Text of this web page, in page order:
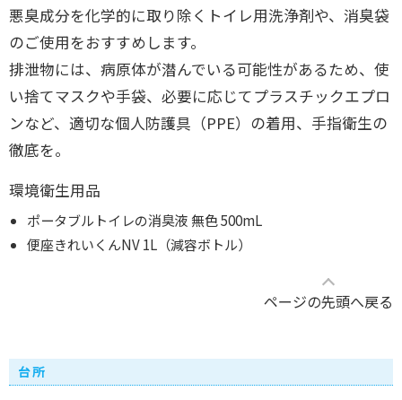
悪臭成分を化学的に取り除くトイレ用洗浄剤や、消臭袋
のご使用をおすすめします。
排泄物には、病原体が潜んでいる可能性があるため、使
い捨てマスクや手袋、必要に応じてプラスチックエプロ
ンなど、適切な個人防護具（PPE）の着用、手指衛生の
徹底を。
環境衛生用品
ポータブルトイレの消臭液 無色 500mL
便座きれいくんNV 1L（減容ボトル）
ページの先頭へ戻る
台所